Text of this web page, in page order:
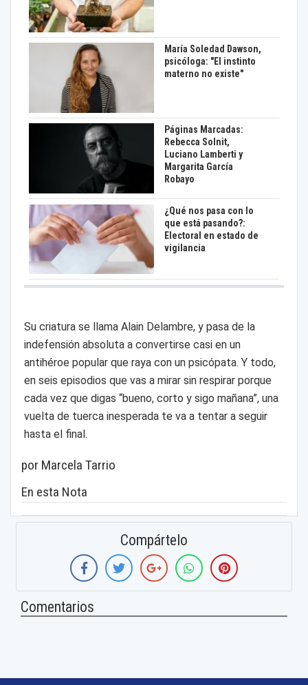
María Soledad Dawson,
psicóloga: "El instinto
materno no existe"
Páginas Marcadas:
Rebecca Solnit,
Luciano Lamberti y
Margarita García
Robayo
¿Qué nos pasa con lo
que está pasando?:
Electoral en estado de
vigilancia
Su criatura se llama Alain Delambre, y pasa de la
indefensión absoluta a convertirse casi en un
antihéroe popular que raya con un psicópata. Y todo,
en seis episodios que vas a mirar sin respirar porque
cada vez que digas “bueno, corto y sigo mañana”, una
vuelta de tuerca inesperada te va a tentar a seguir
hasta el final.
por Marcela Tarrio
En esta Nota
Compártelo
Comentarios